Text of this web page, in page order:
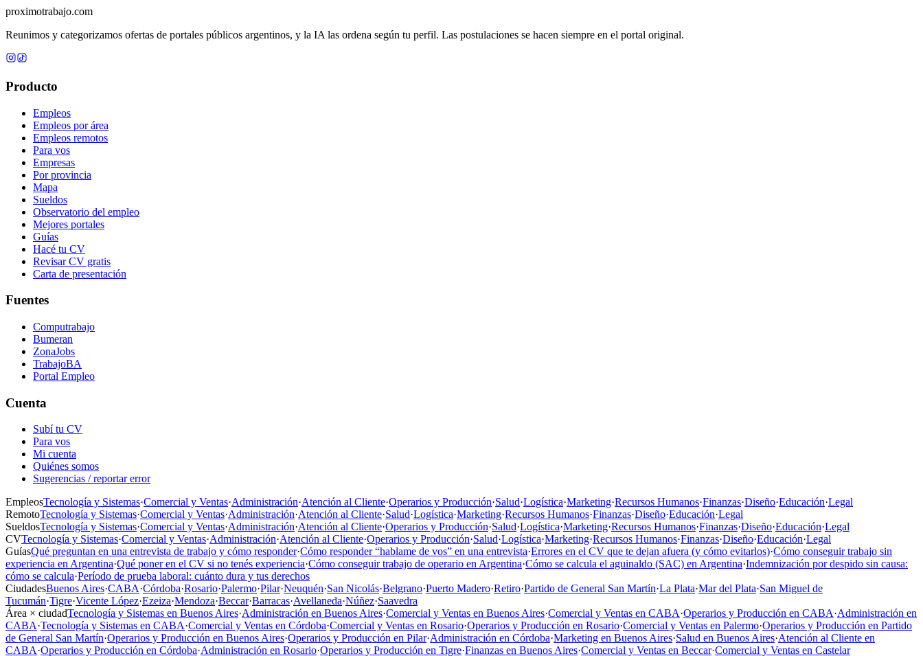
proximotrabajo.com
Reunimos y categorizamos ofertas de portales públicos argentinos, y la IA las ordena según tu perfil. Las postulaciones se hacen siempre en el portal original.
Producto
Empleos
Empleos por área
Empleos remotos
Para vos
Empresas
Por provincia
Mapa
Sueldos
Observatorio del empleo
Mejores portales
Guías
Hacé tu CV
Revisar CV gratis
Carta de presentación
Fuentes
Computrabajo
Bumeran
ZonaJobs
TrabajoBA
Portal Empleo
Cuenta
Subí tu CV
Para vos
Mi cuenta
Quiénes somos
Sugerencias / reportar error
EmpleosTecnología y Sistemas·Comercial y Ventas·Administración·Atención al Cliente·Operarios y Producción·Salud·Logística·Marketing·Recursos Humanos·Finanzas·Diseño·Educación·Legal
RemotoTecnología y Sistemas·Comercial y Ventas·Administración·Atención al Cliente·Salud·Logística·Marketing·Recursos Humanos·Finanzas·Diseño·Educación·Legal
SueldosTecnología y Sistemas·Comercial y Ventas·Administración·Atención al Cliente·Operarios y Producción·Salud·Logística·Marketing·Recursos Humanos·Finanzas·Diseño·Educación·Legal
CVTecnología y Sistemas·Comercial y Ventas·Administración·Atención al Cliente·Operarios y Producción·Salud·Logística·Marketing·Recursos Humanos·Finanzas·Diseño·Educación·Legal
GuíasQué preguntan en una entrevista de trabajo y cómo responder·Cómo responder “hablame de vos” en una entrevista·Errores en el CV que te dejan afuera (y cómo evitarlos)·Cómo conseguir trabajo sin
experiencia en Argentina·Qué poner en el CV si no tenés experiencia·Cómo conseguir trabajo de operario en Argentina·Cómo se calcula el aguinaldo (SAC) en Argentina·Indemnización por despido sin causa:
cómo se calcula·Período de prueba laboral: cuánto dura y tus derechos
CiudadesBuenos Aires·CABA·Córdoba·Rosario·Palermo·Pilar·Neuquén·San Nicolás·Belgrano·Puerto Madero·Retiro·Partido de General San Martín·La Plata·Mar del Plata·San Miguel de
Tucumán·Tigre·Vicente López·Ezeiza·Mendoza·Beccar·Barracas·Avellaneda·Núñez·Saavedra
Área × ciudadTecnología y Sistemas en Buenos Aires·Administración en Buenos Aires·Comercial y Ventas en Buenos Aires·Comercial y Ventas en CABA·Operarios y Producción en CABA·Administración en
CABA·Tecnología y Sistemas en CABA·Comercial y Ventas en Córdoba·Comercial y Ventas en Rosario·Operarios y Producción en Rosario·Comercial y Ventas en Palermo·Operarios y Producción en Partido
de General San Martín·Operarios y Producción en Buenos Aires·Operarios y Producción en Pilar·Administración en Córdoba·Marketing en Buenos Aires·Salud en Buenos Aires·Atención al Cliente en
CABA·Operarios y Producción en Córdoba·Administración en Rosario·Operarios y Producción en Tigre·Finanzas en Buenos Aires·Comercial y Ventas en Beccar·Comercial y Ventas en Castelar